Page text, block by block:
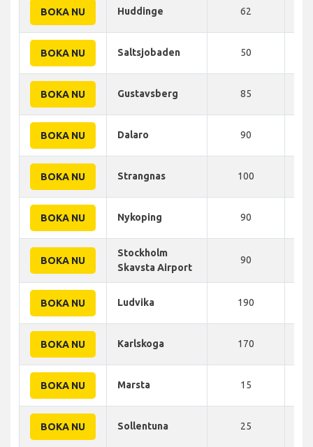
BOKA NU Huddinge 62
BOKA NU Saltsjobaden 50
BOKA NU Gustavsberg 85
BOKA NU Dalaro 90
BOKA NU Strangnas 100
BOKA NU Nykoping 90
BOKA NU
Stockholm
Skavsta Airport
90
BOKA NU Ludvika 190
BOKA NU Karlskoga 170
BOKA NU Marsta 15
BOKA NU Sollentuna 25